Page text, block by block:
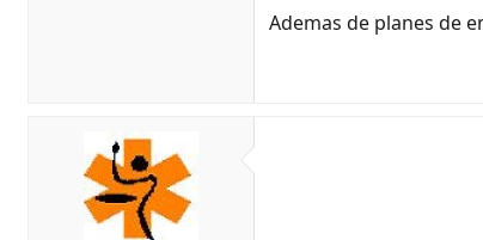
Ademas de planes de